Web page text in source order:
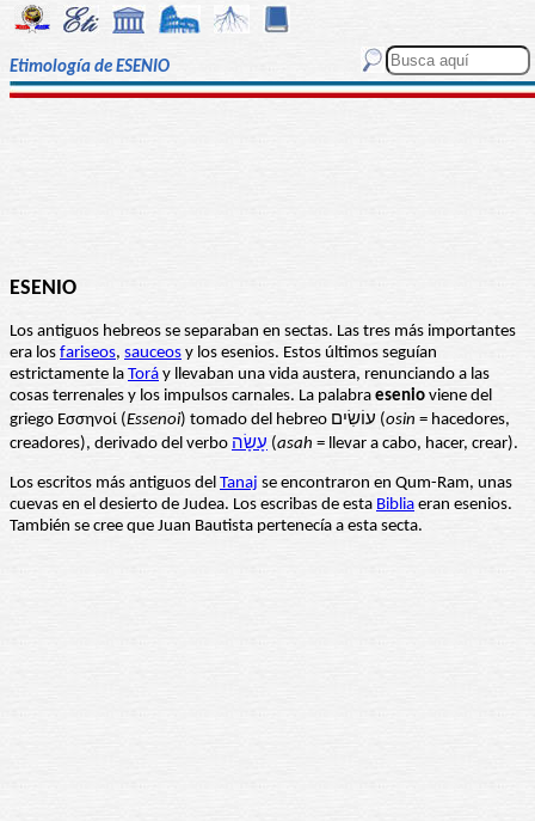
Etimología de ESENIO
ESENIO
Los antiguos hebreos se separaban en sectas. Las tres más importantes
era los fariseos, sauceos y los esenios. Estos últimos seguían
estrictamente la Torá y llevaban una vida austera, renunciando a las
cosas terrenales y los impulsos carnales. La palabra esenio viene del
griego Εσσηνοί (Essenoi ) tomado del hebreo עוֹשִׂים (osin = hacedores,
creadores), derivado del verbo עָשָׂה (asah = llevar a cabo, hacer, crear).
Los escritos más antiguos del Tanaj se encontraron en Qum-Ram, unas
cuevas en el desierto de Judea. Los escribas de esta Biblia eran esenios.
También se cree que Juan Bautista pertenecía a esta secta.